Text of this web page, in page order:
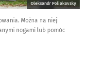
Oleksandr Poliakovsky
Można na niej
nogami lub pomóc